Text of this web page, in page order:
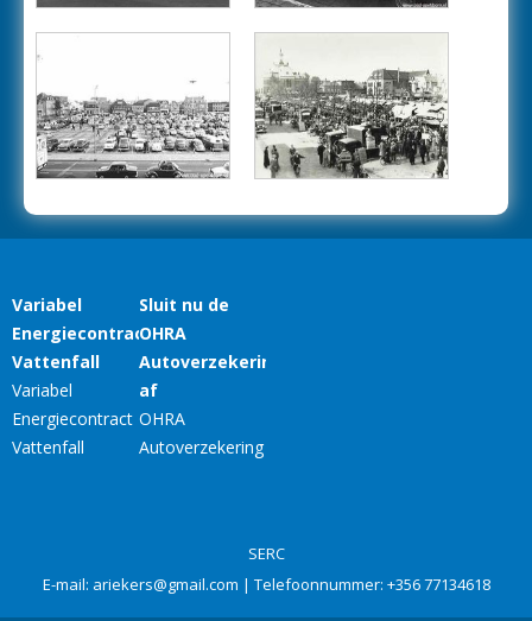
SERC
E-mail: ariekers@gmail.com | Telefoonnummer: +356 77134618